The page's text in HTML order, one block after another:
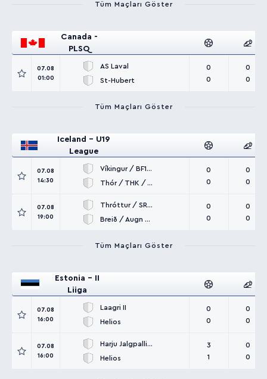
Tüm Maçları Göster
Canada -
PLSQ
07.08
01:00
AS Laval
St-Hubert
0
0
0
0
Tüm Maçları Göster
Iceland - U19
League
07.08
14:30
Víkingur / BF108 U19
Thór / THK / V / M U19
0
0
0
0
07.08
19:00
Thróttur / SR U19
Breið / Augn / Smári U19
0
0
0
0
Tüm Maçları Göster
Estonia - II
Liiga
07.08
16:00
Laagri II
Helios
0
0
0
0
07.08
16:00
Harju Jalgpallikool U21
Helios
3
1
0
0